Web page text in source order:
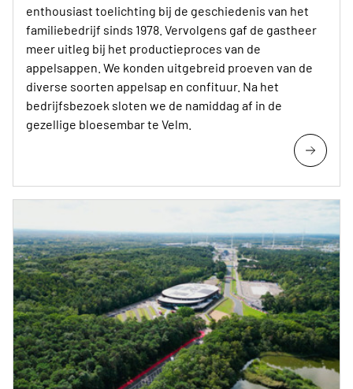
enthousiast toelichting bij de geschiedenis van het
familiebedrijf sinds 1978. Vervolgens gaf de gastheer
meer uitleg bij het productieproces van de
appelsappen. We konden uitgebreid proeven van de
diverse soorten appelsap en confituur. Na het
bedrijfsbezoek sloten we de namiddag af in de
gezellige bloesembar te Velm.